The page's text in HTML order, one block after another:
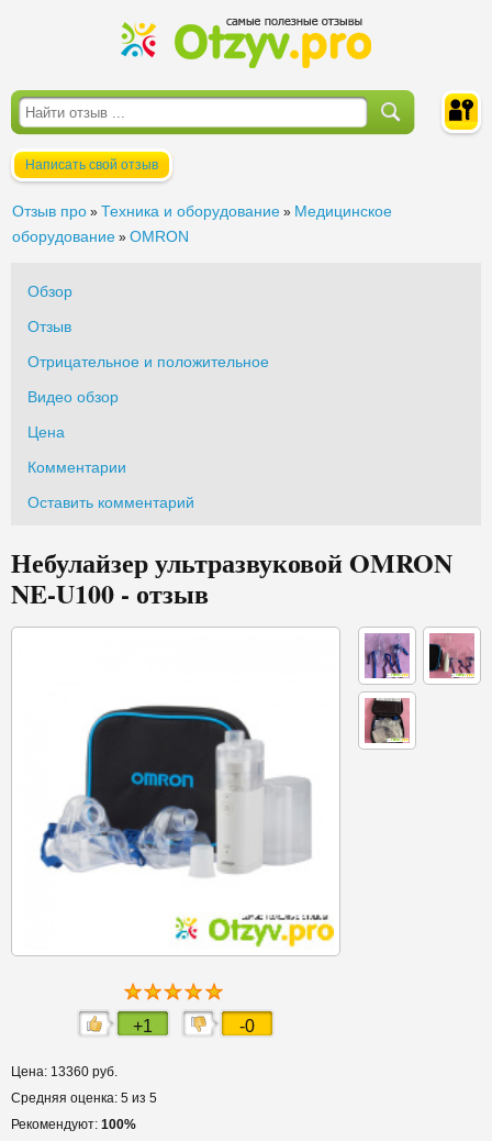
Написать свой отзыв
Отзыв про » Техника и оборудование » Медицинское
оборудование » OMRON
Обзор
Отзыв
Отрицательное и положительное
Видео обзор
Цена
Комментарии
Оставить комментарий
Небулайзер ультразвуковой OMRON
NE-U100 - отзыв
+1 -0
Цена: 13360 руб.
Средняя оценка: 5 из 5
Рекомендуют: 100%